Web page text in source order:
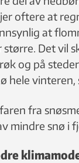
oftere at
at
Det vil
og på
hele vinteren,
fra
mindre snø i